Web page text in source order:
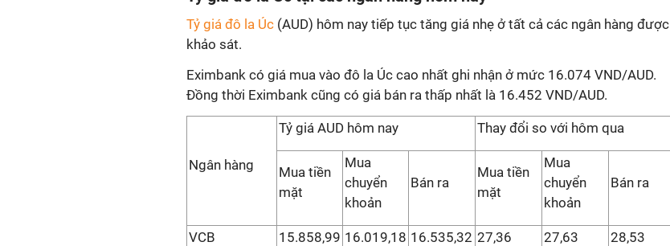
Tỷ giá đô la Úc (AUD) hôm nay tiếp tục tăng giá nhẹ ở tất cả các ngân hàng được
khảo sát.
Eximbank có giá mua vào đô la Úc cao nhất ghi nhận ở mức 16.074 VND/AUD.
Đồng thời Eximbank cũng có giá bán ra thấp nhất là 16.452 VND/AUD.
Ngân hàng
Tỷ giá AUD hôm nay Thay đổi so với hôm qua
Mua tiền
mặt
Mua
chuyển
khoản
Bán ra
Mua tiền
mặt
Mua
chuyển
khoản
Bán ra
VCB 15.858,99 16.019,18 16.535,32 27,36 27,63 28,53